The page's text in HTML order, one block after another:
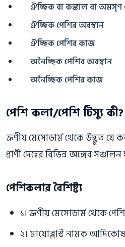
ঐচ্ছিক বা কঙ্কাল বা
ঐচ্ছিক পেশির অবস্থান
ঐচ্ছিক পেশির কাজ
অনৈচ্ছিক পেশির অবস্থান
অনৈচ্ছিক পেশির কাজ
পেশি কলা/পেশি টিস্যু কী?
ভ্রূণীয় মেসােডার্ম থেকে উদ্ভূত
প্রাণী দেহের বিভিন্ন অঙ্গের
পেশিকলার বৈশিষ্ট্য
১। ভ্রূণীয় মেসােডার্ম থেকে
২। মায়ােব্লাস্ট নামক